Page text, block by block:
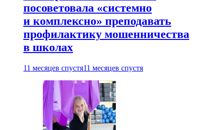
посоветовала «системно
и комплексно» преподавать
профилактику мошенничества
в школах
11 месяцев спустя11 месяцев спустя